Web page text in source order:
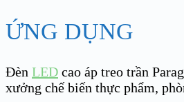
ỨNG DỤNG
Đèn LED cao áp treo trần
xưởng chế biến thực phẩm,